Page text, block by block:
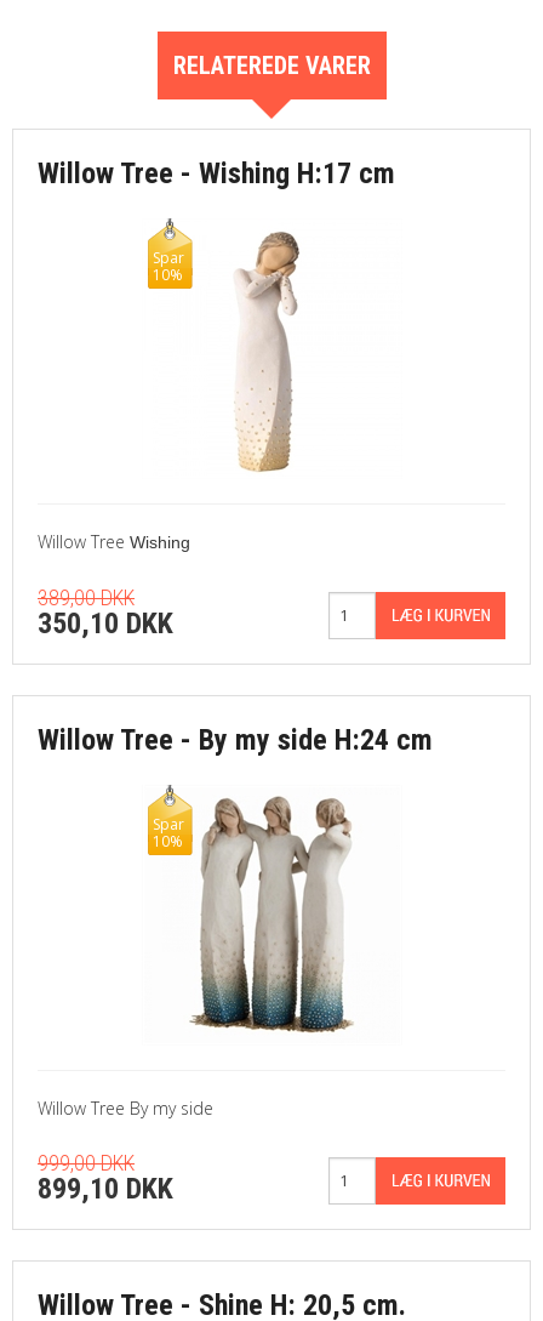
RELATEREDE VARER
Willow Tree - Wishing H:17 cm
Spar
10%
Willow Tree Wishing
389,00 DKK
350,10 DKK
Willow Tree - By my side H:24 cm
Spar
10%
Willow Tree By my side
999,00 DKK
899,10 DKK
Willow Tree - Shine H: 20,5 cm.